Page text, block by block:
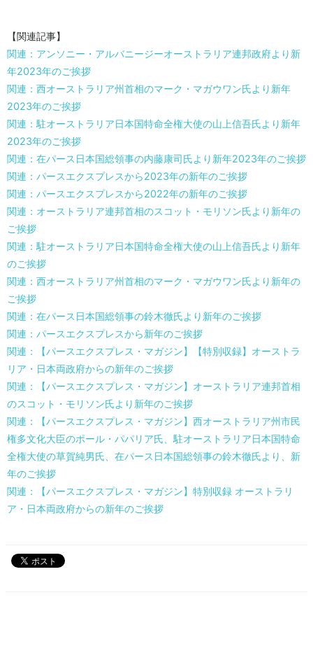
【関連記事】
関連：アンソニー・アルバニージーオーストラリア連邦政府より新
年2023年のご挨拶
関連：西オーストラリア州首相のマーク・マガウワン氏より新年
2023年のご挨拶
関連：駐オーストラリア日本国特命全権大使の山上信吾氏より新年
2023年のご挨拶
関連：在パース日本国総領事の内藤康司氏より新年2023年のご挨拶
関連：パースエクスプレスから2023年の新年のご挨拶
関連：パースエクスプレスから2022年の新年のご挨拶
関連：オーストラリア連邦首相のスコット・モリソン氏より新年の
ご挨拶
関連：駐オーストラリア日本国特命全権大使の山上信吾氏より新年
のご挨拶
関連：西オーストラリア州首相のマーク・マガウワン氏より新年の
ご挨拶
関連：在パース日本国総領事の鈴木徹氏より新年のご挨拶
関連：パースエクスプレスから新年のご挨拶
関連：【パースエクスプレス・マガジン】【特別収録】オーストラ
リア・日本両政府からの新年のご挨拶
関連：【パースエクスプレス・マガジン】オーストラリア連邦首相
のスコット・モリソン氏より新年のご挨拶
関連：【パースエクスプレス・マガジン】西オーストラリア州市民
権多文化大臣のポール・パパリア氏、駐オーストラリア日本国特命
全権大使の草賀純男氏、在パース日本国総領事の鈴木徹氏より、新
年のご挨拶
関連：【パースエクスプレス・マガジン】特別収録 オーストラリ
ア・日本両政府からの新年のご挨拶